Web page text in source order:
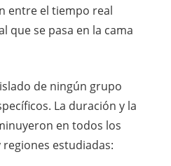
entre el tiempo real
que se pasa en la cama
de ningún grupo
La duración y la
en todos los
estudiadas: